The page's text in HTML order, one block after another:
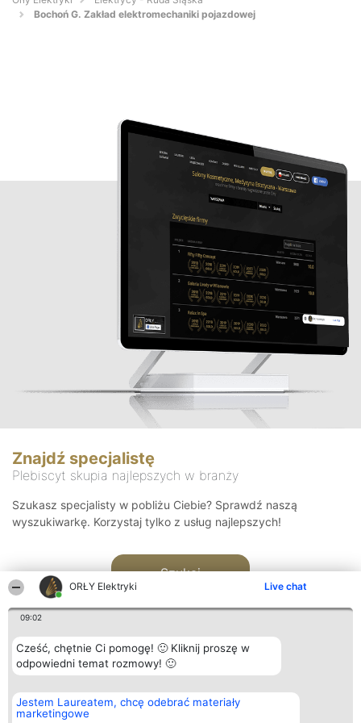
ORŁY Elektryki Live chat
09:02
Cześć, chętnie Ci pomogę! 🙂 Kliknij proszę w
odpowiedni temat rozmowy! 🙂
Jestem Laureatem, chcę odebrać materiały
marketingowe
Bochoń G. Zakład elektromechaniki pojazdowej
Znajdź specjalistę
Plebiscyt skupia najlepszych w branży
Szukasz specjalisty w pobliżu Ciebie? Sprawdź naszą
wyszukiwarkę. Korzystaj tylko z usług najlepszych!
Szukaj
Organizator plebiscytu
Bright Side Solutions sp. z o.
o. sp. k.
Plebiscyt
Laureaci
Kontakt
Kontakt